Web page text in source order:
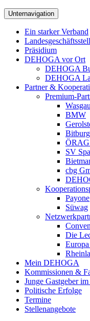
Unternavigation
Ein starker Verband
Präsidium
DEHOGA vor Ort
DEHOGA
DEHOGA
Partner &
Premium-
BMW
ÖRAG
SV
cbg
Payone
Süwag
Die
Mein DEHOGA
Kommissionen &
Junge Gastgeber
Politische Erfolge
Termine
Stellenangebote